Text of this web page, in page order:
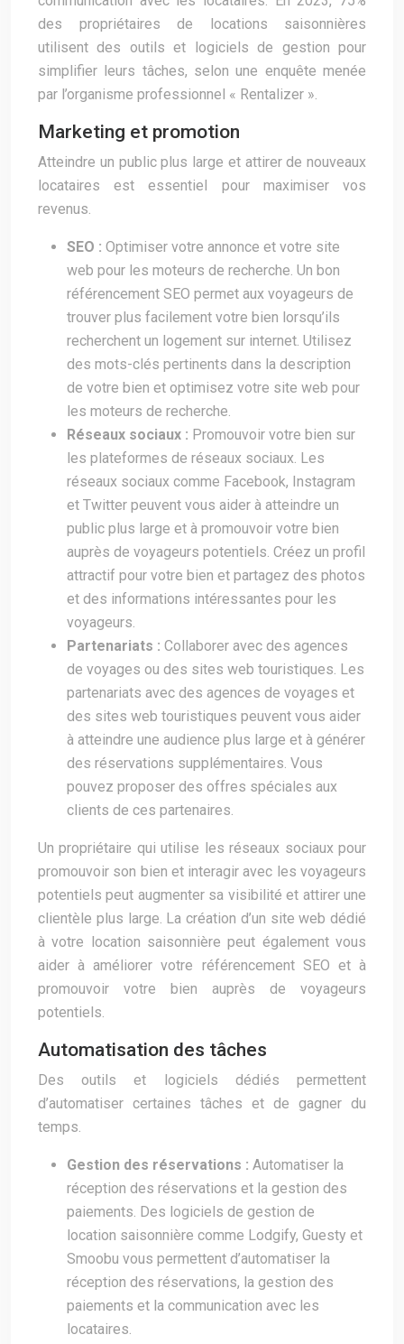
des propriétaires de locations saisonnières
utilisent des outils et logiciels de gestion pour
simplifier leurs tâches, selon une enquête menée
par l’organisme professionnel « Rentalizer ».
Marketing et promotion
Atteindre un public plus large et attirer de nouveaux
locataires est essentiel pour maximiser vos
revenus.
SEO : Optimiser votre annonce et votre site
web pour les moteurs de recherche. Un bon
référencement SEO permet aux voyageurs de
trouver plus facilement votre bien lorsqu’ils
recherchent un logement sur internet. Utilisez
des mots-clés pertinents dans la description
de votre bien et optimisez votre site web pour
les moteurs de recherche.
Réseaux sociaux : Promouvoir votre bien sur
les plateformes de réseaux sociaux. Les
réseaux sociaux comme Facebook, Instagram
et Twitter peuvent vous aider à atteindre un
public plus large et à promouvoir votre bien
auprès de voyageurs potentiels. Créez un profil
attractif pour votre bien et partagez des photos
et des informations intéressantes pour les
voyageurs.
Partenariats : Collaborer avec des agences
de voyages ou des sites web touristiques. Les
partenariats avec des agences de voyages et
des sites web touristiques peuvent vous aider
à atteindre une audience plus large et à générer
des réservations supplémentaires. Vous
pouvez proposer des offres spéciales aux
clients de ces partenaires.
Un propriétaire qui utilise les réseaux sociaux pour
promouvoir son bien et interagir avec les voyageurs
potentiels peut augmenter sa visibilité et attirer une
clientèle plus large. La création d’un site web dédié
à votre location saisonnière peut également vous
aider à améliorer votre référencement SEO et à
promouvoir votre bien auprès de voyageurs
potentiels.
Automatisation des tâches
Des outils et logiciels dédiés permettent
d’automatiser certaines tâches et de gagner du
temps.
Gestion des réservations : Automatiser la
réception des réservations et la gestion des
paiements. Des logiciels de gestion de
location saisonnière comme Lodgify, Guesty et
Smoobu vous permettent d’automatiser la
réception des réservations, la gestion des
paiements et la communication avec les
locataires.